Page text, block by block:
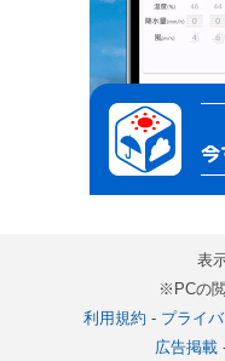
表
※PCの
利用規約 - プライ
広告掲載